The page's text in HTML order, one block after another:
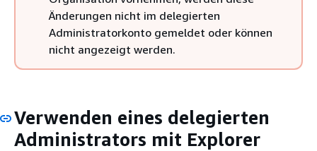
Änderungen nicht im delegierten
Administratorkonto gemeldet oder können
nicht angezeigt werden.
Verwenden eines delegierten
Administrators mit Explorer